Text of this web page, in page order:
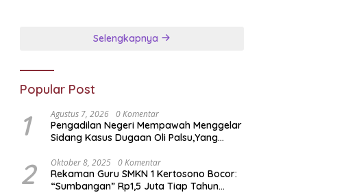
Selengkapnya
Popular Post
1 Agustus 7, 2026 0 Komentar
Pengadilan Negeri Mempawah Menggelar
Sidang Kasus Dugaan Oli Palsu,Yang
Penipuan Dari Jaringan Pemasok PT. DAB
2 Oktober 8, 2025 0 Komentar
Rekaman Guru SMKN 1 Kertosono Bocor:
“Sumbangan” Rp1,5 Juta Tiap Tahun